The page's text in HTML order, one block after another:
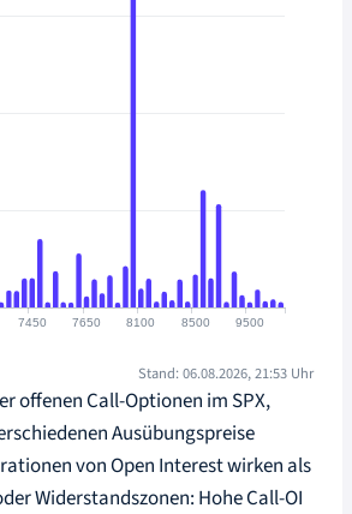
Stand: 06.08.2026, 21:53 Uhr
offenen Call-Optionen im SPX,
Ausübungspreise
von Open Interest wirken als
Widerstandszonen: Hohe Call-OI